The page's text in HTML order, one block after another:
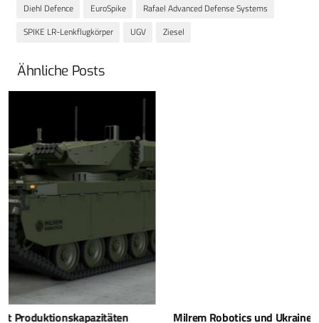
Diehl Defence EuroSpike
Rafael Advanced Defense Systems
SPIKE LR-Lenkflugkörper
UGV Ziesel
Ähnliche Posts
Milrem Robotics und Ukraine arbeiten an der nächsten